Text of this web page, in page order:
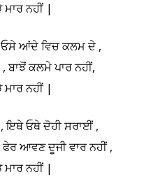
ਨਹੀਂ |
ਆਂਦੇ ਵਿਚ ਕਲਮ ਦੇ ,
ਬਾਝੋਂ ਕਲਮੇ ਪਾਰ ਨਹੀਂ,
ਨਹੀਂ |
ਇਥੇ ਓਥੇ ਦੋਹੀ ਸਰਾਈਂ ,
ਆਵਣ ਦੂਜੀ ਵਾਰ ਨਹੀਂ ,
ਨਹੀਂ |